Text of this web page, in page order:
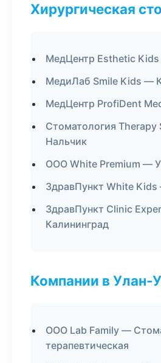
Хирургическая
МедЦентр Esthetic
МедиЛаб Smile Kids —
МедЦентр ProfiDent
Стоматология
Нальчик
ООО White Premium —
ЗдравПункт White
ЗдравПункт Clinic
Калининград
Компании в Улан-
ООО Lab Family —
терапевтическая